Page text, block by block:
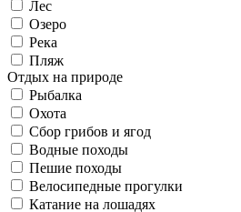
Лес
Озеро
Река
Пляж
Отдых на природе
Рыбалка
Охота
Сбор грибов и ягод
Водные походы
Пешие походы
Велосипедные прогулки
Катание на лошадях